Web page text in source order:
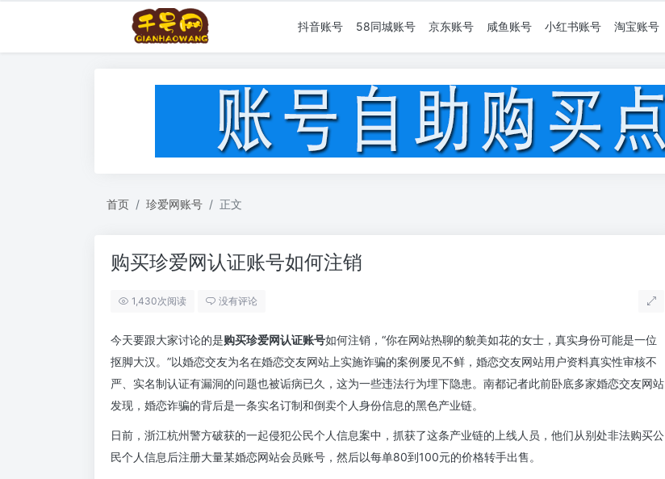
抖音账号 58同城账号 京东账号 咸鱼账号 小红书账号 淘宝账号
首页 珍爱网账号 正文
购买珍爱网认证账号如何注销
1,430次阅读 没有评论
今天要跟大家讨论的是购买珍爱网认证账号如何注销，“你在网站热聊的貌美如花的女士，真实身份可能是一位
抠脚大汉。”以婚恋交友为名在婚恋交友网站上实施诈骗的案例屡见不鲜，婚恋交友网站用户资料真实性审核不
严、实名制认证有漏洞的问题也被诟病已久，这为一些违法行为埋下隐患。南都记者此前卧底多家婚恋交友网站
发现，婚恋诈骗的背后是一条实名订制和倒卖个人身份信息的黑色产业链。
日前，浙江杭州警方破获的一起侵犯公民个人信息案中，抓获了这条产业链的上线人员，他们从别处非法购买公
民个人信息后注册大量某婚恋网站会员账号，然后以每单80到100元的价格转手出售。